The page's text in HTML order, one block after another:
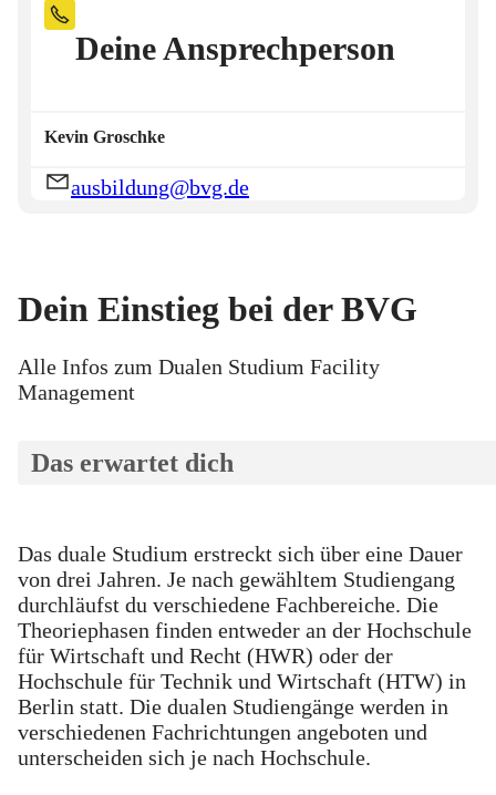
Deine Ansprechperson
Kevin Groschke
ausbildung@bvg.de
Dein Einstieg bei der BVG
Alle Infos zum Dualen Studium Facility
Management
Das erwartet dich
Das duale Studium erstreckt sich über eine Dauer
von drei Jahren. Je nach gewähltem Studiengang
durchläufst du verschiedene Fachbereiche. Die
Theoriephasen finden entweder an der Hochschule
für Wirtschaft und Recht (HWR) oder der
Hochschule für Technik und Wirtschaft (HTW) in
Berlin statt. Die dualen Studiengänge werden in
verschiedenen Fachrichtungen angeboten und
unterscheiden sich je nach Hochschule.